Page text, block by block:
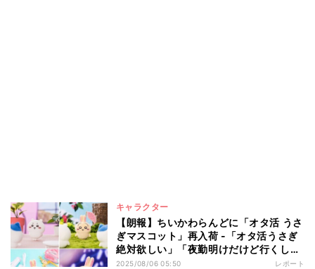
キャラクター
【朗報】ちいかわらんどに「オタ活 うさ
ぎマスコット」再入荷 -「オタ活うさぎ
絶対欲しい」「夜勤明けだけど行くしか
ないやん」と話題
2025/08/06 05:50 レポート